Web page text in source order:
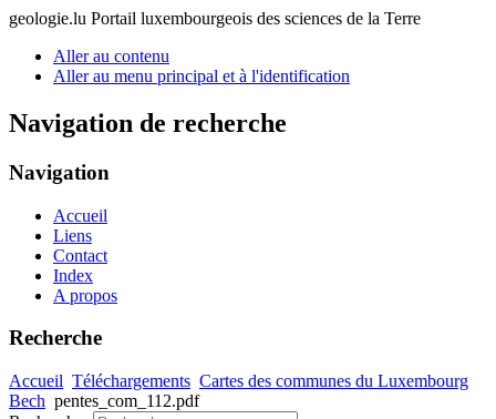
geologie.lu Portail luxembourgeois des sciences de la Terre
Aller au contenu
Aller au menu principal et à l'identification
Navigation de recherche
Navigation
Accueil
Liens
Contact
Index
A propos
Recherche
Accueil Téléchargements Cartes des communes du Luxembourg
Bech pentes_com_112.pdf